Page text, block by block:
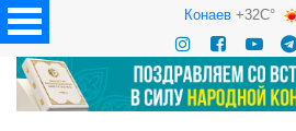
Конаев+32C°